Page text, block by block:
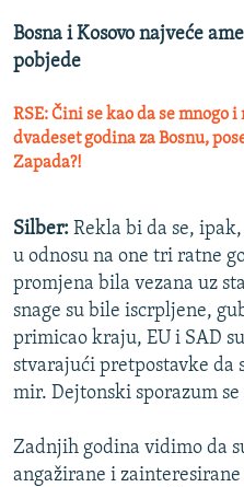
Bosna i Kosovo najveće
pobjede
RSE: Čini se kao da se mnogo
dvadeset godina za Bosnu,
Zapada?!
Silber: Rekla bi da se,
u odnosu na one tri ratne
promjena bila vezana uz
snage su bile iscrpljene,
primicao kraju, EU i SAD
stvarajući pretpostavke da
mir. Dejtonski sporazum
Zadnjih godina vidimo da
angažirane i